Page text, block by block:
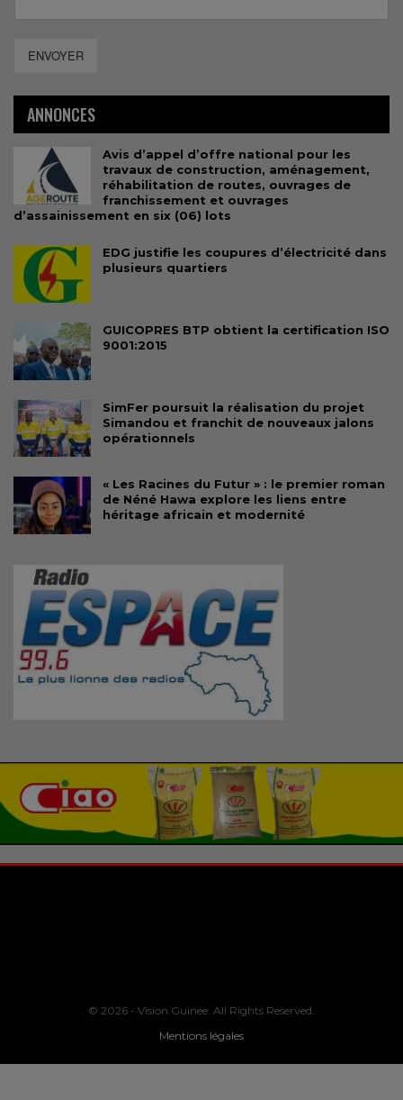
ENVOYER
ANNONCES
Avis d’appel d’offre national pour les
travaux de construction, aménagement,
réhabilitation de routes, ouvrages de
franchissement et ouvrages
d’assainissement en six (06) lots
EDG justifie les coupures d’électricité dans
plusieurs quartiers
GUICOPRES BTP obtient la certification ISO
9001:2015
SimFer poursuit la réalisation du projet
Simandou et franchit de nouveaux jalons
opérationnels
« Les Racines du Futur » : le premier roman
de Néné Hawa explore les liens entre
héritage africain et modernité
© 2026 - Vision Guinee. All Rights Reserved.
Mentions légales